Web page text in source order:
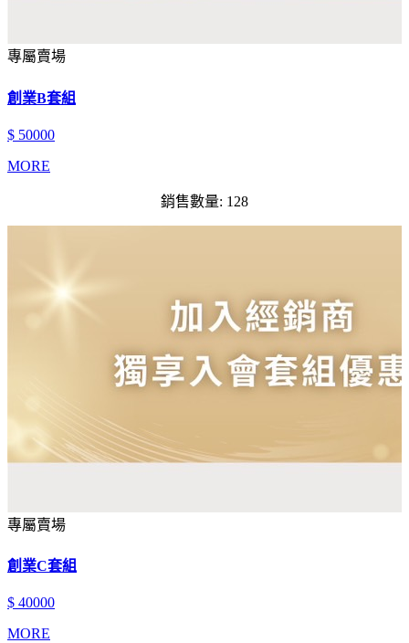
專屬賣場
創業B套組
$ 50000
MORE
銷售數量: 128
專屬賣場
創業C套組
$ 40000
MORE